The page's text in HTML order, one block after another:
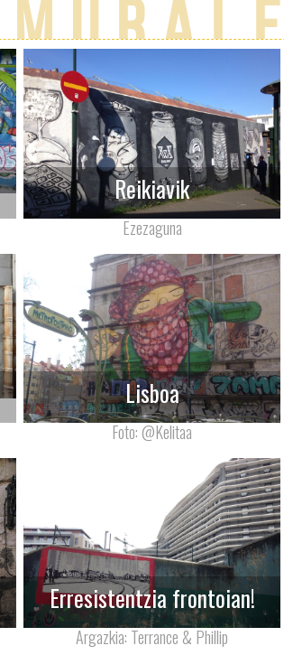
Reikiavik
Ezezaguna
Lisboa
Foto: @Kelitaa
Erresistentzia frontoian!
Argazkia: Terrance & Phillip